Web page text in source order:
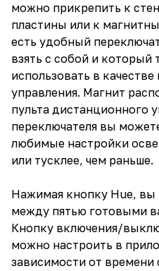
можно прикрепить к
пластины или к
есть удобный
взять с собой и
использовать в
управления. Магнит
пульта дистанционного
переключателя вы
любимые настройки
или тусклее, чем раньше.
Нажимая кнопку Hue, вы
между пятью готовыми
Кнопку включения/
можно настроить в
зависимости от